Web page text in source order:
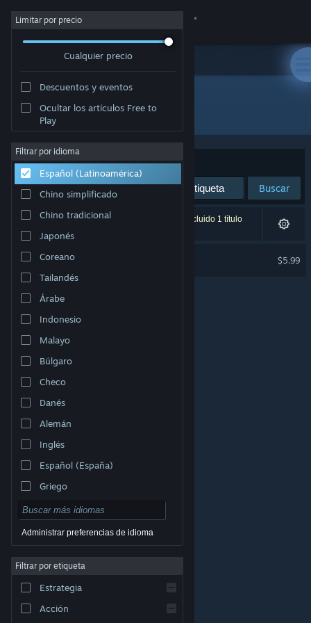
Iniciar sesión
Acerca de
Soporte
Cambiar idioma
Obtener la aplicación de Steam Mobile
Ver versión clásica
© Valve Corporation. Todos los derechos reservados.
Todas las marcas registradas pertenecen a sus
de Privacidad|Información legal
Acuerdo de Suscriptor a Steam
Cookies
Limitar por precio
Cualquier precio
Descuentos y eventos
Ocultar los artículos Free to
Play
Filtrar por idioma
Español (Latinoamérica)
Chino simplificado
Chino tradicional
Japonés
Coreano
Tailandés
Árabe
Indonesio
Malayo
Búlgaro
Checo
Danés
Alemán
Inglés
Español (España)
Griego
Administrar preferencias de idioma
Filtrar por etiqueta
Estrategia
Acción
Desarrollador: Lucy B. Locks
Ordenar por Relevancia
Buscar
1 resultado coincide con la búsqueda. Se ha excluido 1 título
según tus preferencias.
$5.99